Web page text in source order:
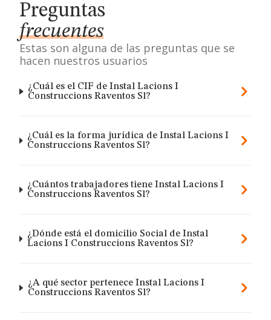
Preguntas
frecuentes
Estas son alguna de las preguntas que se
hacen nuestros usuarios
¿Cuál es el CIF de Instal Lacions I
Construccions Raventos Sl?
¿Cuál es la forma jurídica de Instal Lacions I
Construccions Raventos Sl?
¿Cuántos trabajadores tiene Instal Lacions I
Construccions Raventos Sl?
¿Dónde está el domicilio Social de Instal
Lacions I Construccions Raventos Sl?
¿A qué sector pertenece Instal Lacions I
Construccions Raventos Sl?